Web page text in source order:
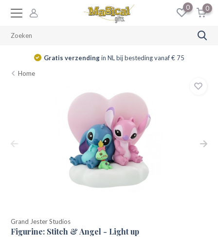
0 0
Gratis verzendingin NL bij besteding vanaf € 75
Home
Grand Jester Studios
Figurine: Stitch & Angel - Light up